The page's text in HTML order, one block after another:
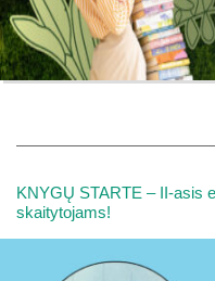
KNYGŲ STARTE – II-asis
skaitytojams!